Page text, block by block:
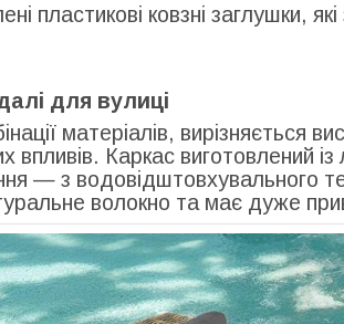
пластикові ковзні заглушки,
для вулиці
матеріалів, вирізняється
впливів. Каркас виготовлений із
— з водовідштовхувального
волокно та має дуже